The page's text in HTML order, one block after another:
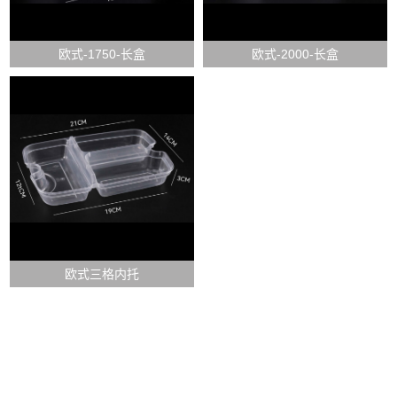
欧式-1750-长盒 欧式-2000-长盒
欧式三格内托